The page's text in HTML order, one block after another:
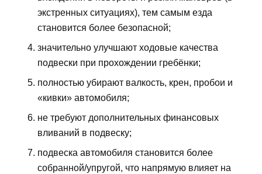
экстренных ситуациях), тем самым езда
становится более безопасной;
значительно улучшают ходовые качества
подвески при прохождении гребёнки;
полностью убирают валкость, крен, пробои и
«кивки» автомобиля;
не требуют дополнительных финансовых
вливаний в подвеску;
подвеска автомобиля становится более
собранной/упругой, что напрямую влияет на